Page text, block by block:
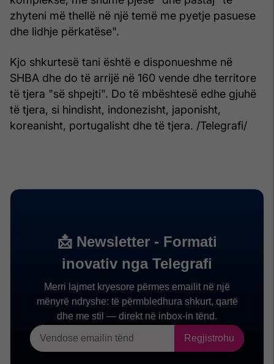
zhyteni më thellë në një temë me pyetje pasuese
dhe lidhje përkatëse".
Kjo shkurtesë tani është e disponueshme në
SHBA dhe do të arrijë në 160 vende dhe territore
të tjera "së shpejti". Do të mbështesë edhe gjuhë
të tjera, si hindisht, indonezisht, japonisht,
koreanisht, portugalisht dhe të tjera. /Telegrafi/